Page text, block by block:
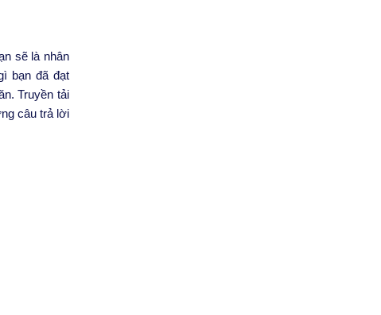
sẽ là nhân
bạn đã đạt
Truyền tải
câu trả lời